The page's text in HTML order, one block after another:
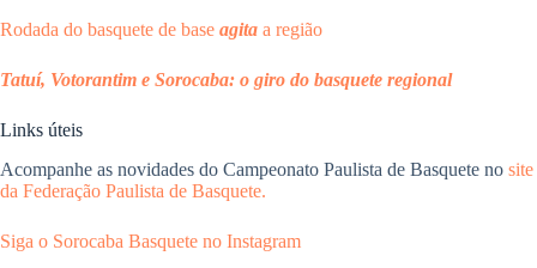
Rodada do basquete de base agita a região
Tatuí, Votorantim e Sorocaba: o giro do basquete regional
Links úteis
Acompanhe as novidades do Campeonato Paulista de Basquete no site
da Federação Paulista de Basquete.
Siga o Sorocaba Basquete no Instagram